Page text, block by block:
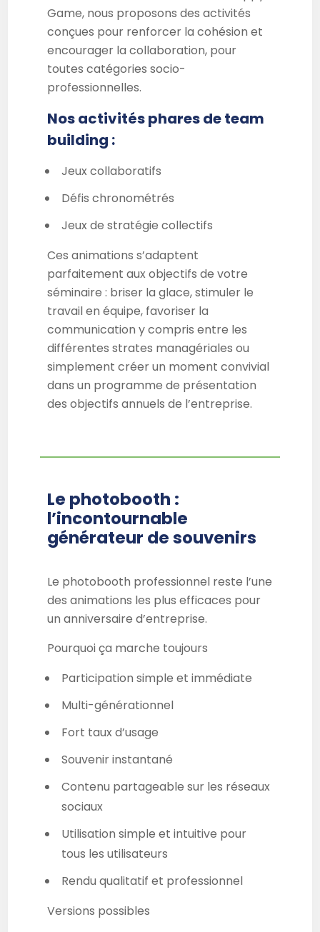
Game, nous proposons des activités
conçues pour renforcer la cohésion et
encourager la collaboration, pour
toutes catégories socio-
professionnelles.
Nos activités phares de team
building :
Jeux collaboratifs
Défis chronométrés
Jeux de stratégie collectifs
Ces animations s’adaptent
parfaitement aux objectifs de votre
séminaire : briser la glace, stimuler le
travail en équipe, favoriser la
communication y compris entre les
différentes strates managériales ou
simplement créer un moment convivial
dans un programme de présentation
des objectifs annuels de l’entreprise.
Le photobooth :
l’incontournable
générateur de souvenirs
Le photobooth professionnel reste l’une
des animations les plus efficaces pour
un anniversaire d’entreprise.
Pourquoi ça marche toujours
Participation simple et immédiate
Multi-générationnel
Fort taux d’usage
Souvenir instantané
Contenu partageable sur les réseaux
sociaux
Utilisation simple et intuitive pour
tous les utilisateurs
Rendu qualitatif et professionnel
Versions possibles